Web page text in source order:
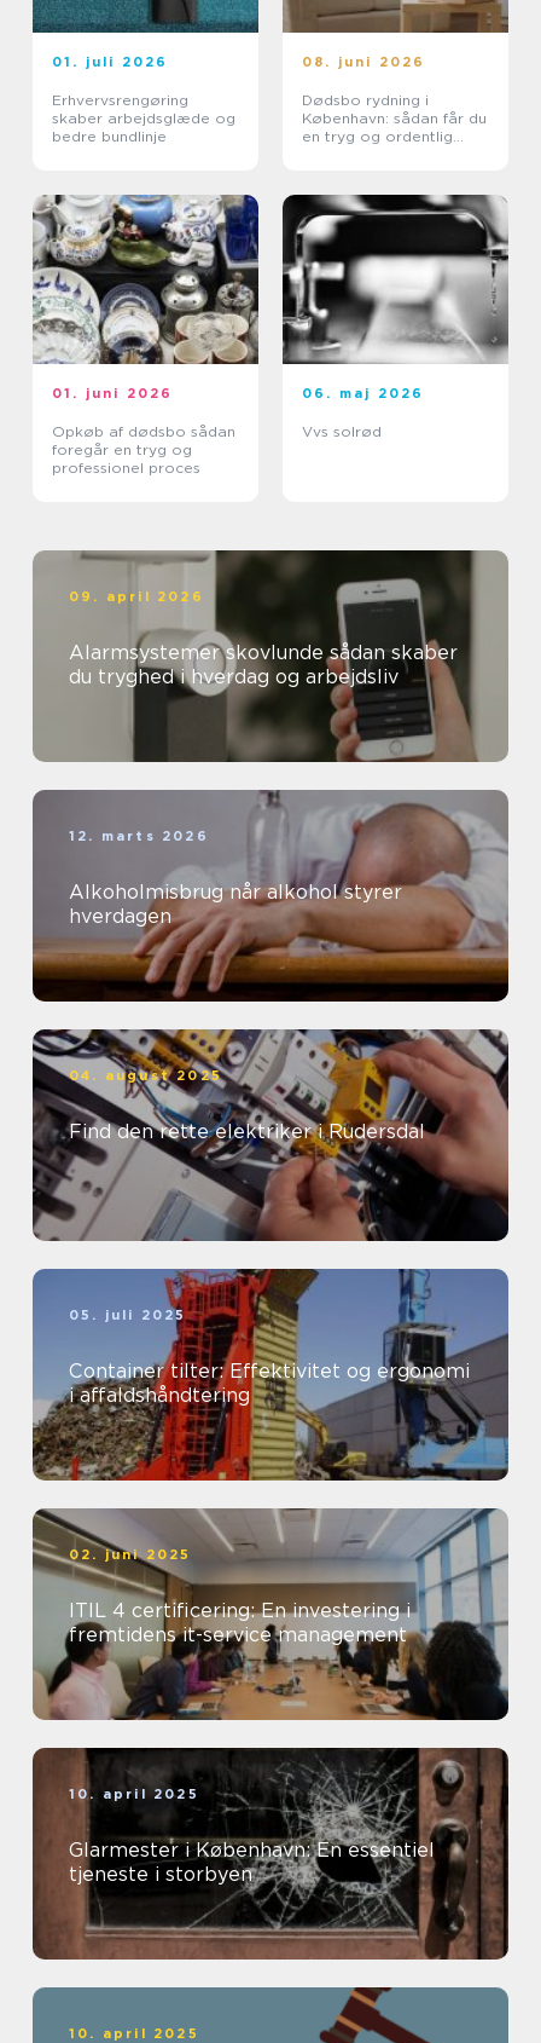
01. juli 2026
Erhvervsrengøring
skaber arbejdsglæde og
bedre bundlinje
08. juni 2026
Dødsbo rydning i
København: sådan får du
en tryg og ordentlig
01. juni 2026
Opkøb af dødsbo sådan
foregår en tryg og
professionel proces
06. maj 2026
Vvs solrød
09. april 2026
Alarmsystemer skovlunde sådan skaber
du tryghed i hverdag og arbejdsliv
12. marts 2026
Alkoholmisbrug når alkohol styrer
hverdagen
04. august 2025
Find den rette elektriker i Rudersdal
05. juli 2025
Container tilter: Effektivitet og ergonomi
i affaldshåndtering
02. juni 2025
ITIL 4 certificering: En investering i
fremtidens it-service management
10. april 2025
Glarmester i København: En essentiel
tjeneste i storbyen
10. april 2025